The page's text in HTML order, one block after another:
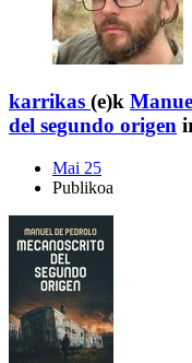
karrikas (e)k
del segundo origen
Mai 25
Publikoa